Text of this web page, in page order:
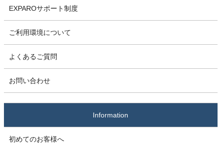
EXPAROサポート制度
ご利用環境について
よくあるご質問
お問い合わせ
Information
初めてのお客様へ